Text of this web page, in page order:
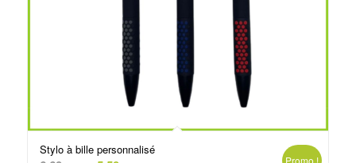
Stylo à bille personnalisé